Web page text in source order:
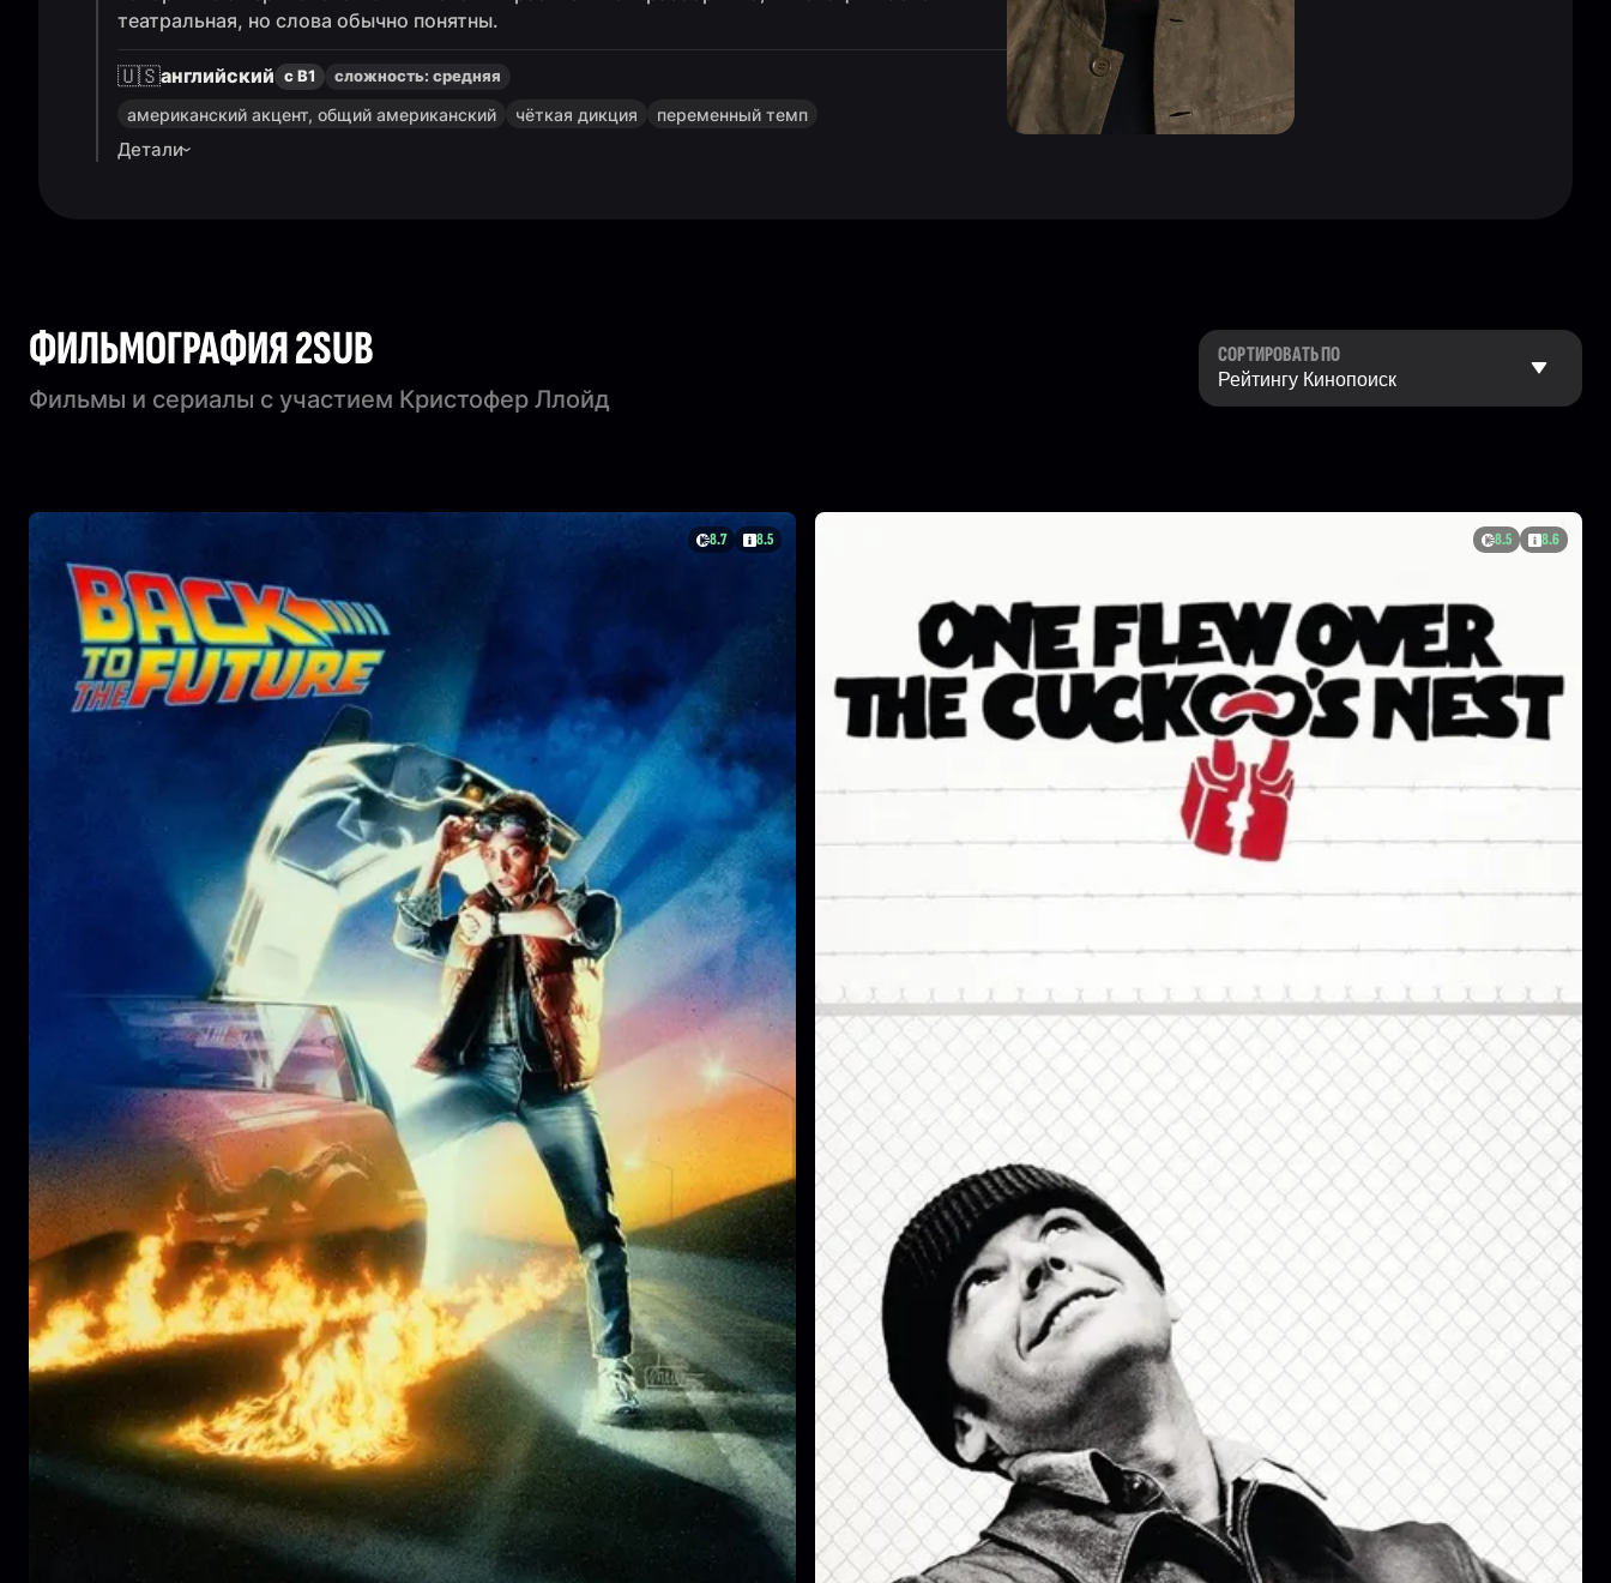
театральная, но слова обычно понятны.
🇺🇸английский с B1 сложность: средняя
американский акцент, общий американский чёткая дикция переменный темп
Детали
ФИЛЬМОГРАФИЯ 2SUB
Фильмы и сериалы с участием Кристофер Ллойд
СОРТИРОВАТЬ ПО
8.7 8.5 8.5 8.6